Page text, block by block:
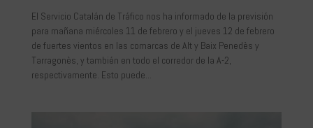
El Servicio Catalán de Tráfico nos ha informado de la previsión
para mañana miércoles 11 de febrero y el jueves 12 de febrero
de fuertes vientos en las comarcas de Alt y Baix Penedès y
Tarragonès, y también en todo el corredor de la A-2,
respectivamente. Esto puede...